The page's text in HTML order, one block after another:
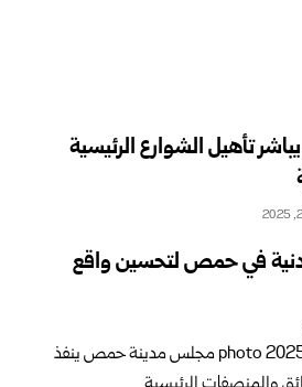
تأهيل الشوارع الرئيسية
معدنية في حمص لتحسين واقع